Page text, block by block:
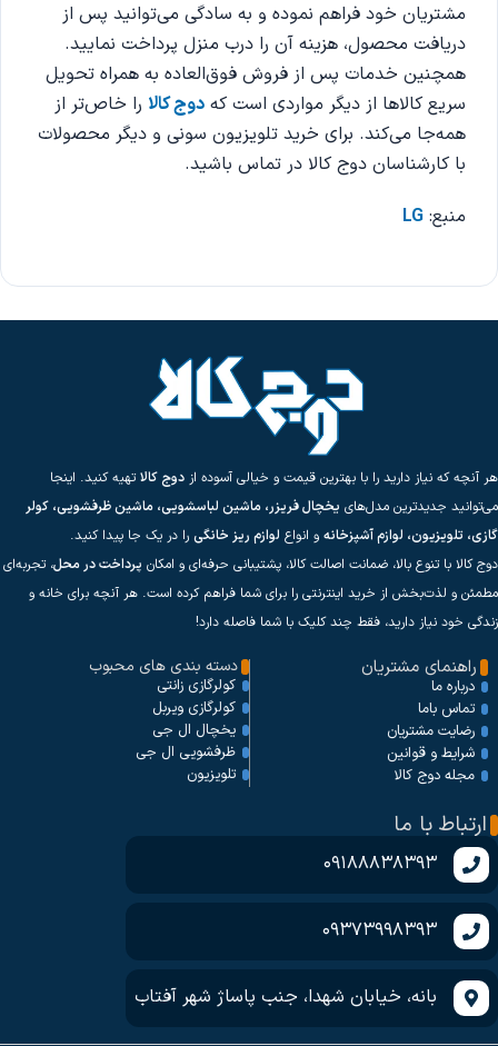
مشتریان خود فراهم نموده و به سادگی می‌توانید پس از
دریافت محصول، هزینه آن را درب منزل پرداخت نمایید.
همچنین خدمات پس از فروش فوق‌العاده به همراه تحویل
سریع کالاها از دیگر مواردی است که دوج کالا را خاص‌تر از
همه‌جا می‌کند. برای خرید تلویزیون سونی و دیگر محصولات
با کارشناسان دوج کالا در تماس باشید.
منبع: LG
هر آنچه که نیاز دارید را با بهترین قیمت و خیالی آسوده از دوج کالاتهیه کنید. اینجا
می‌توانید جدیدترین مدل‌های یخچال فریزر، ماشین لباسشویی، ماشین ظرفشویی، کولر
گازی، تلویزیون، لوازم آشپزخانه و انواع لوازم ریز خانگی را در یک جا پیدا کنید.
دوج کالا با تنوع بالا، ضمانت اصالت کالا، پشتیبانی حرفه‌ای و امکان پرداخت در محل، تجربه‌ای
مطمئن و لذت‌بخش از خرید اینترنتی را برای شما فراهم کرده است. هر آنچه برای خانه و
زندگی خود نیاز دارید، فقط چند کلیک با شما فاصله دارد!
راهنمای مشتریان
درباره ما
تماس باما
رضایت مشتریان
شرایط و قوانین
مجله دوج کالا
دسته بندی های محبوب
کولرگازی زانتی
کولرگازی ویربل
یخچال ال جی
ظرفشویی ال جی
تلویزیون
ارتباط با ما
09188838393
09373998393
بانه، خیابان شهدا، جنب پاساژ شهر آفتاب